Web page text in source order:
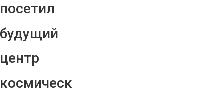
посетил
будущий
центр
космическ